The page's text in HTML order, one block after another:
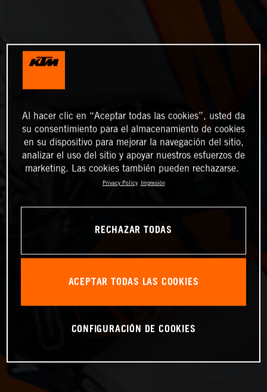
Al hacer clic en “Aceptar todas las cookies”, usted da
su consentimiento para el almacenamiento de cookies
en su dispositivo para mejorar la navegación del sitio,
analizar el uso del sitio y apoyar nuestros esfuerzos de
marketing. Las cookies también pueden rechazarse.
Privacy Policy Impresión
RECHAZAR TODAS
ACEPTAR TODAS LAS COOKIES
CONFIGURACIÓN DE COOKIES